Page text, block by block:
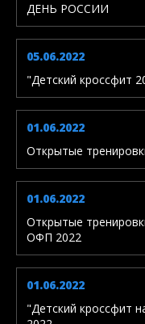
ДЕНЬ РОССИИ
05.06.2022
"Детский кроссфит
01.06.2022
Открытые
01.06.2022
Открытые
ОФП 2022
01.06.2022
"Детский кроссфит